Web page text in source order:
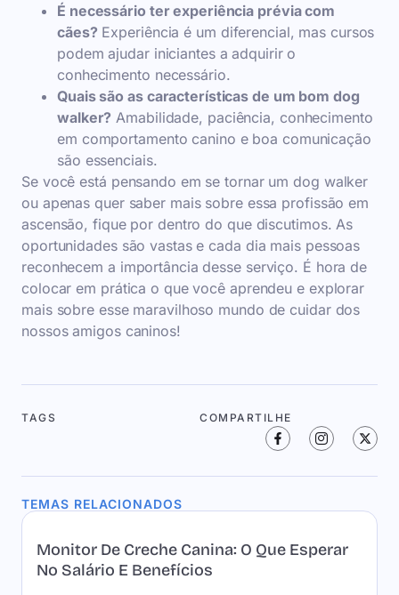
É necessário ter experiência prévia com
cães? Experiência é um diferencial, mas cursos
podem ajudar iniciantes a adquirir o
conhecimento necessário.
Quais são as características de um bom dog
walker? Amabilidade, paciência, conhecimento
em comportamento canino e boa comunicação
são essenciais.
Se você está pensando em se tornar um dog walker
ou apenas quer saber mais sobre essa profissão em
ascensão, fique por dentro do que discutimos. As
oportunidades são vastas e cada dia mais pessoas
reconhecem a importância desse serviço. É hora de
colocar em prática o que você aprendeu e explorar
mais sobre esse maravilhoso mundo de cuidar dos
nossos amigos caninos!
TAGS COMPARTILHE
TEMAS RELACIONADOS
Monitor De Creche Canina: O Que Esperar
No Salário E Benefícios